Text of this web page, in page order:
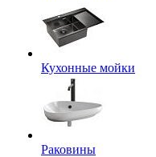
Кухонные мойки
Раковины